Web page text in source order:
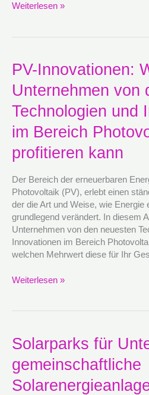
Weiterlesen »
PV-Innovationen:
Unternehmen von
Technologien und
im Bereich
profitieren kann
Der Bereich der erneuerbaren
Photovoltaik (PV), erlebt einen
der die Art und Weise, wie Energie
grundlegend verändert. In diesem
Unternehmen von den neuesten
Innovationen im Bereich
welchen Mehrwert diese für Ihr
PV-
Innovationen:
Wie
Unternehmen
von
den
neuesten
Technologien
und
Innovationen
im
Bereich
Photovoltaik
profitieren
kann
Weiterlesen »
Solarparks für
gemeinschaftliche
Solarparks
für
Unternehmen:
Wie
gemeinschaftliche